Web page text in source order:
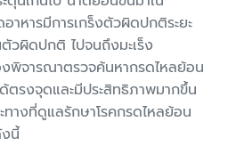
หารมีการเกร็งตัวผิดปกติระยะ
วผิดปกติ ไปจนถึงมะเร็ง
พิจารณาตรวจค้นหากรดไหลย้อน
ตรงจุดและมีประสิทธิภาพมากขึ้น
ทางที่ดูแลรักษาโรคกรดไหลย้อน
นี้